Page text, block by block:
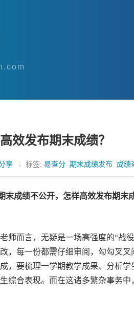
效发布期末成绩？
享 标签: 易查分 期末成绩发布 成绩
末成绩不公开，怎样高效发布期末
师而言，无疑是一场高强度的“战
，每一份都需仔细审阅，勾勾叉
，要梳理一学期教学成果、分析
综合表现。而在这诸多繁杂事务